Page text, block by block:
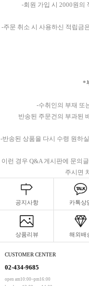
-회원 가입 시 2000원의
-주문 취소 시 사용하신 적립금
*
-수취인의 부재 또
반송된 주문건의 부과된
-반송된 상품을 다시 수령 원하
이런 경우 Q&A 게시판에 문의
주시면
공지사항 카톡상
상품리뷰 해외배
CUSTOMER CENTER
02-434-9685
open am10:00~pm16:00